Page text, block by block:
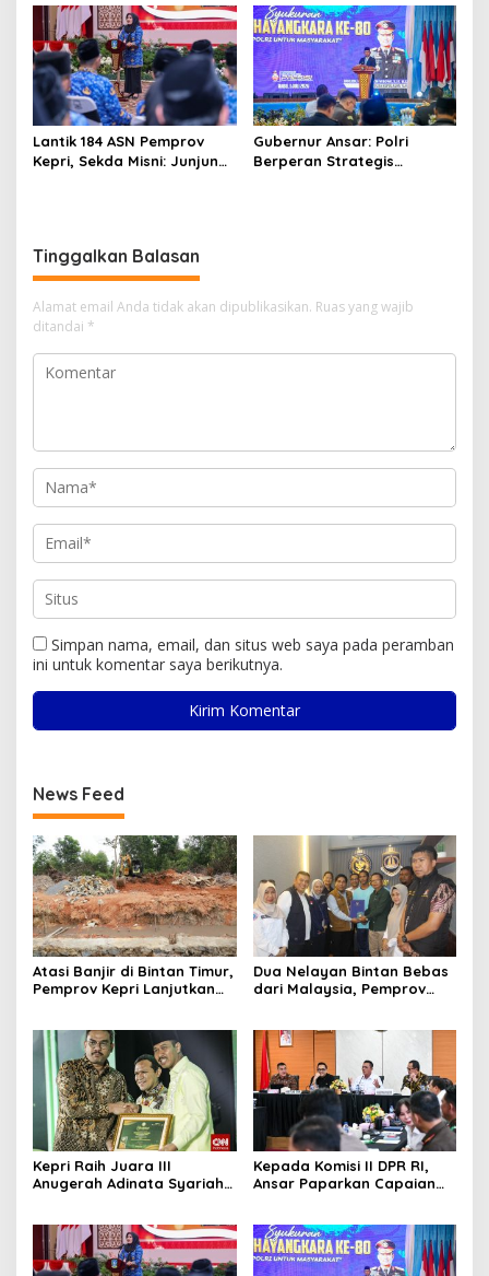
Syariah
Lantik 184 ASN Pemprov
Kepri, Sekda Misni: Junjung
Gubernur Ansar: Polri
Berperan Strategis
Tinggalkan Balasan
Alamat email Anda tidak akan dipublikasikan. Ruas yang wajib
ditandai *
Simpan nama, email, dan situs web saya pada peramban
ini untuk komentar saya berikutnya.
News Feed
Atasi Banjir di Bintan Timur,
Pemprov Kepri Lanjutkan
Dua Nelayan Bintan Bebas
dari Malaysia, Pemprov
Kepri Raih Juara III
Anugerah Adinata Syariah
Kepada Komisi II DPR RI,
Ansar Paparkan Capaian